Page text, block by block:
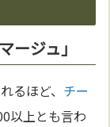
ージュ」
るほど、 チー
以上とも言わ